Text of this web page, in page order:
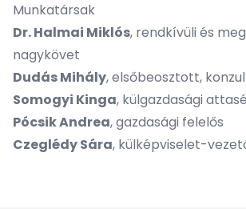
Munkatársak
Dr. Halmai Miklós, rendkívüli és
nagykövet
Dudás Mihály, elsőbeosztott, konzul
Somogyi Kinga, külgazdasági attasé
Pócsik Andrea, gazdasági felelős
Czeglédy Sára, külképviselet-